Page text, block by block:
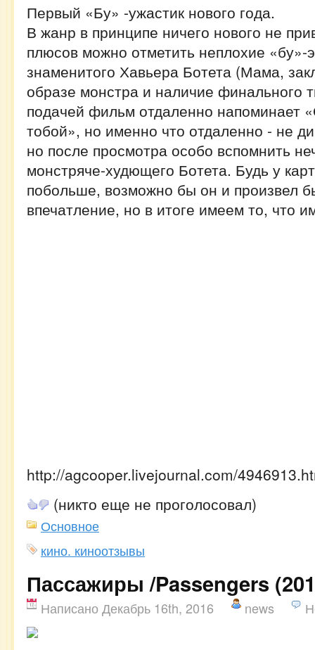
Первый «Бу» -ужастик нового года.
В жанр в принципе ничего нового не
плюсов можно отметить неплохие
знаменитого Хавьера Ботета (Мама,
образе монстра и наличие финального
подачей фильм отдаленно напоминает
тобой», но именно что отдаленно - не
но после просмотра особо вспомнить
монстряче-худющего Ботета. Будь у
побольше, возможно бы он и произвел
впечатление, но в итоге имеем то, что
http://agcooper.livejournal.com/
(никто еще не проголосовал)
Основное
кино. киноотзывы
Пассажиры /Passengers
Написано Декабрь 16th, 2016 news